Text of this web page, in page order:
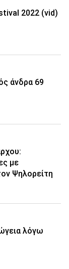
2022 (vid)
άνδρα 69
με
Ψηλορείτη
λόγω